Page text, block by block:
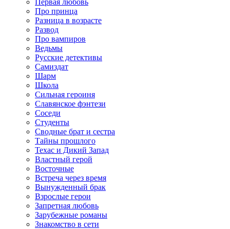
Первая любовь
Про принца
Разница в возрасте
Развод
Про вампиров
Ведьмы
Русские детективы
Самиздат
Шарм
Школа
Сильная героиня
Славянское фэнтези
Соседи
Студенты
Сводные брат и сестра
Тайны прошлого
Техас и Дикий Запад
Властный герой
Восточные
Встреча через время
Вынужденный брак
Взрослые герои
Запретная любовь
Зарубежные романы
Знакомство в сети